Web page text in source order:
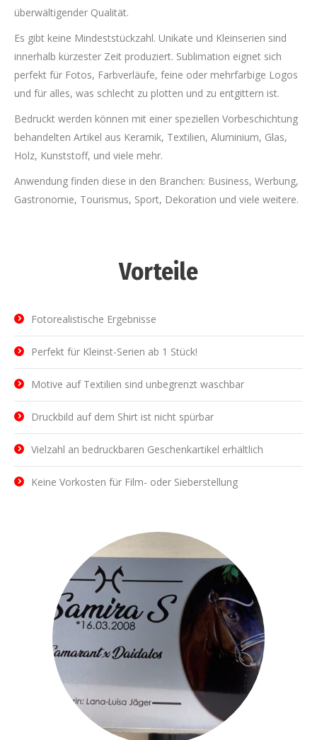
überwältigender Qualität.
Es gibt keine Mindeststückzahl. Unikate und Kleinserien sind
innerhalb kürzester Zeit produziert. Sublimation eignet sich
perfekt für Fotos, Farbverläufe, feine oder mehrfarbige Logos
und für alles, was schlecht zu plotten und zu entgittern ist.
Bedruckt werden können mit einer speziellen Vorbeschichtung
behandelten Artikel aus Keramik, Textilien, Aluminium, Glas,
Holz, Kunststoff, und viele mehr.
Anwendung finden diese in den Branchen: Business, Werbung,
Gastronomie, Tourismus, Sport, Dekoration und viele weitere.
Vorteile
Fotorealistische Ergebnisse
Perfekt für Kleinst-Serien ab 1 Stück!
Motive auf Textilien sind unbegrenzt waschbar
Druckbild auf dem Shirt ist nicht spürbar
Vielzahl an bedruckbaren Geschenkartikel erhältlich
Keine Vorkosten für Film- oder Sieberstellung